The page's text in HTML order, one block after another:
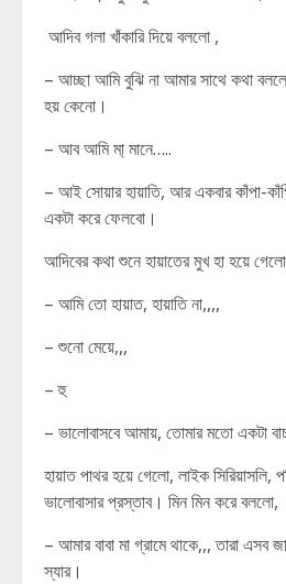
আদিব গলা খাঁকারি দিয়ে বললো ,
– আচ্ছা আমি বুঝি না আমার সাথে কথা
হয় কেনো।
– আব আমি মা্ মানে…..
– আই সোয়ার হায়াতি, আর একবার কাঁপা-
একটা করে ফেলবো।
আদিবের কথা শুনে হায়াতের মুখ হা হয়ে
– আমি তো হায়াত, হায়াতি না,,,,
– শুনো মেয়ে,,,
– হু
– ভালোবাসবে আমায়, তোমার মতো একটা
হায়াত পাথর হয়ে গেলো, লাইক
ভালোবাসার প্রস্তাব। মিন মিন করে বললো,
– আমার বাবা মা গ্রামে থাকে,,, তারা এসব
স্যার।